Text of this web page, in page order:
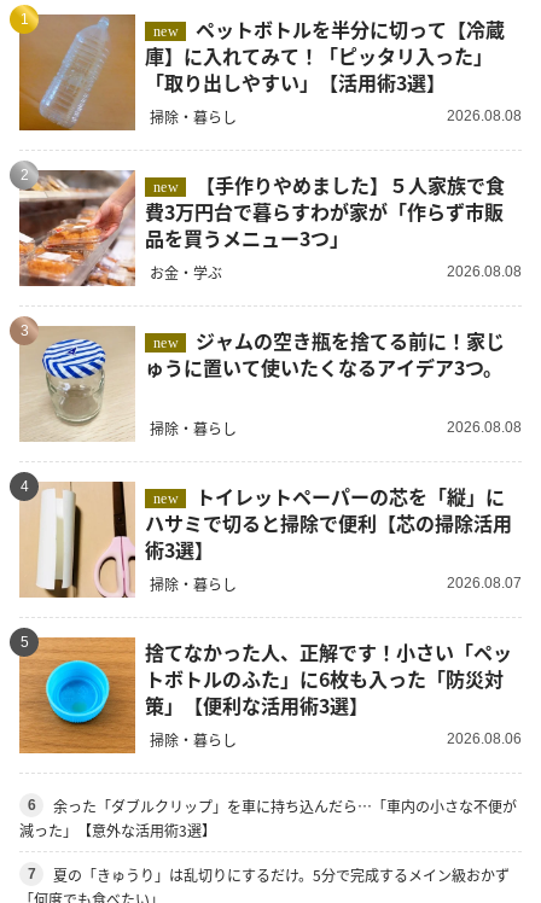
1
new
ペットボトルを半分に切って【冷蔵
庫】に入れてみて！「ピッタリ入った」
「取り出しやすい」【活用術3選】
掃除・暮らし 2026.08.08
2
new
費3万円台で暮らすわが家が「作らず市販
品を買うメニュー3つ」
お金・学ぶ 2026.08.08
3
new
ゅうに置いて使いたくなるアイデア3つ。
掃除・暮らし 2026.08.08
4
new
ハサミで切ると掃除で便利【芯の掃除活用
術3選】
掃除・暮らし 2026.08.07
5
捨てなかった人、正解です！小さい「ペッ
トボトルのふた」に6枚も入った「防災対
策」【便利な活用術3選】
掃除・暮らし 2026.08.06
6
余った「ダブルクリップ」を車に持ち込んだら…「車内の小さな不便が
減った」【意外な活用術3選】
7
夏の「きゅうり」は乱切りにするだけ。5分で完成するメイン級おかず